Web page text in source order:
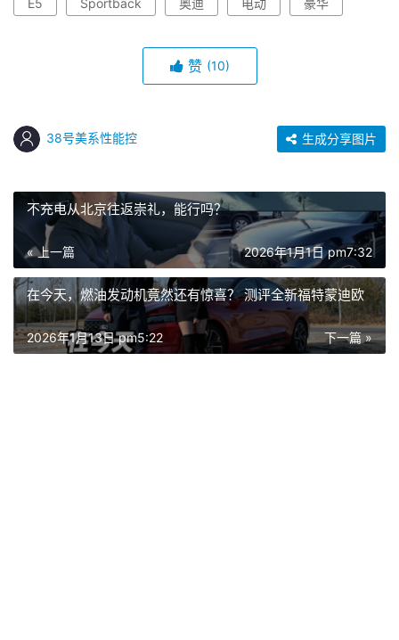
E5 Sportback 奥迪 电动 豪华
赞 (10)
38号美系性能控 生成分享图片
不充电从北京往返崇礼，能行吗？
« 上一篇 2026年1月1日 pm7:32
在今天，燃油发动机竟然还有惊喜？ 测评全新福特蒙迪欧
下一篇 »
2026年1月13日 pm5:22